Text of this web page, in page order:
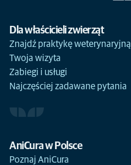
Dla właścicieli zwierząt
Znajdź praktykę weterynaryjną
Twoja wizyta
Zabiegi i usługi
Najczęściej zadawane pytania
AniCura w Polsce
Poznaj AniCura